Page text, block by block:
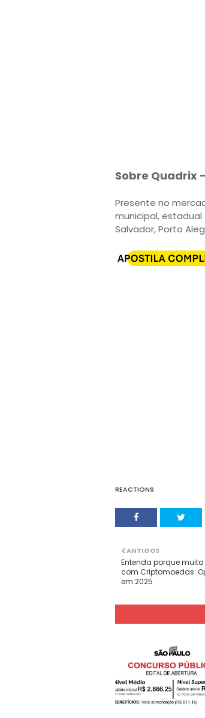
Sobre Quadrix
Presente no
municipal, estadual
Salvador, Porto
REACTIONS
ANTIGOS
Entenda porque
com Criptomoedas:
em 2025